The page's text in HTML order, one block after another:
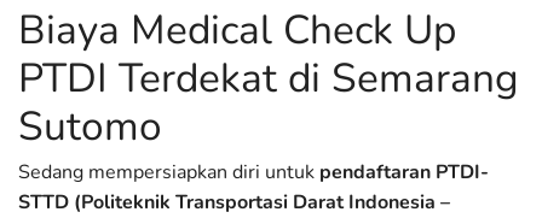
Biaya Medical Check Up
PTDI Terdekat di Semarang
Sutomo
Sedang mempersiapkan diri untuk pendaftaran PTDI-
STTD (Politeknik Transportasi Darat Indonesia –